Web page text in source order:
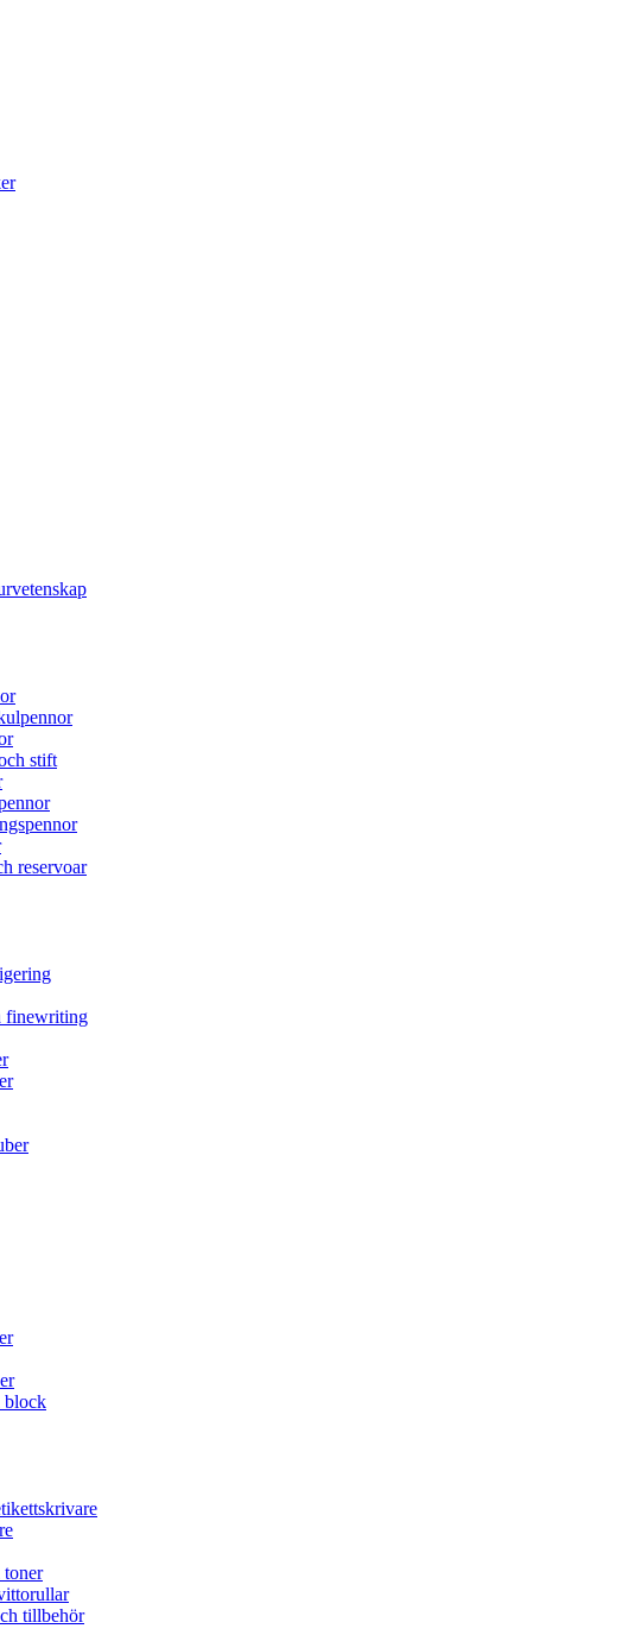
stift
reservoar
finewriting
block
toner
tillbehör